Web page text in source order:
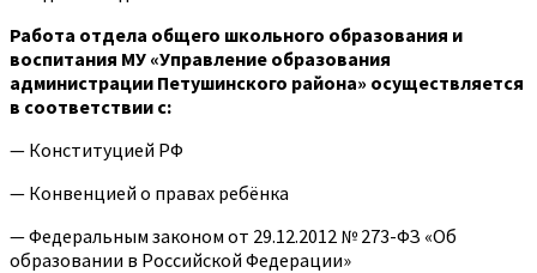
Работа отдела общего школьного образования и
воспитания МУ «Управление образования
администрации Петушинского района» осуществляется
в соответствии с:
— Конституцией РФ
— Конвенцией о правах ребёнка
— Федеральным законом от 29.12.2012 № 273-ФЗ «Об
образовании в Российской Федерации»